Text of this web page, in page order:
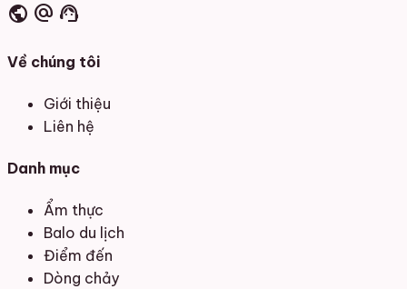
public alternate_email support_agent
Về chúng tôi
Giới thiệu
Liên hệ
Danh mục
Ẩm thực
Balo du lịch
Điểm đến
Dòng chảy